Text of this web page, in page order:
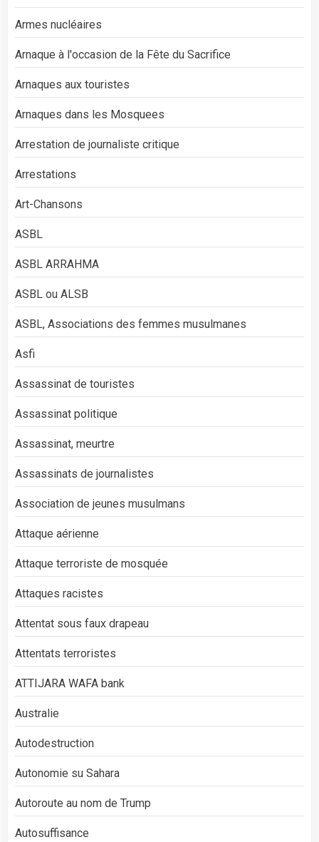
Armes nucléaires
Arnaque à l'occasion de la Fête du Sacrifice
Arnaques aux touristes
Arnaques dans les Mosquees
Arrestation de journaliste critique
Arrestations
Art-Chansons
ASBL
ASBL ARRAHMA
ASBL ou ALSB
ASBL, Associations des femmes musulmanes
Asfi
Assassinat de touristes
Assassinat politique
Assassinat, meurtre
Assassinats de journalistes
Association de jeunes musulmans
Attaque aérienne
Attaque terroriste de mosquée
Attaques racistes
Attentat sous faux drapeau
Attentats terroristes
ATTIJARA WAFA bank
Australie
Autodestruction
Autonomie su Sahara
Autoroute au nom de Trump
Autosuffisance